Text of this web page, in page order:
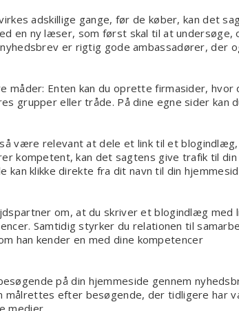
adskillige gange, før de køber, kan det
en ny læser, som først skal til at undersøge,
er rigtig gode ambassadører, der
måder: Enten kan du oprette firmasider,
grupper eller tråde. På dine egne sider kan
være relevant at dele et link til et
kompetent, kan det sagtens give trafik til
kan klikke direkte fra dit navn til din
om, at du skriver et blogindlæg
Samtidig styrker du relationen til
han kender en med dine kompetencer
på din hjemmeside gennem
målrettes efter besøgende, der tidligere har